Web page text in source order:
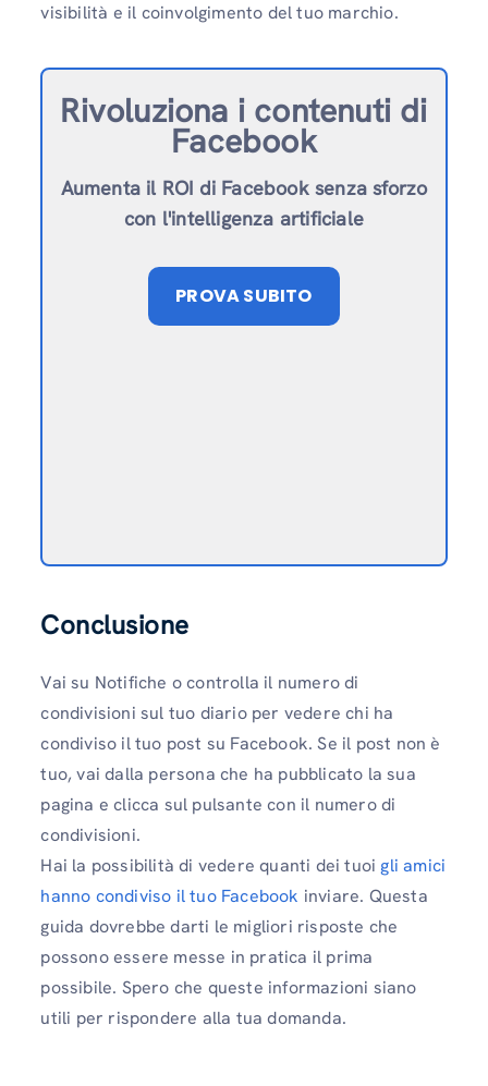
visibilità e il coinvolgimento del tuo marchio.
Rivoluziona i contenuti di
Facebook
Aumenta il ROI di Facebook senza sforzo
con l'intelligenza artificiale
PROVA SUBITO
Conclusione
Vai su Notifiche o controlla il numero di
condivisioni sul tuo diario per vedere chi ha
condiviso il tuo post su Facebook. Se il post non è
tuo, vai dalla persona che ha pubblicato la sua
pagina e clicca sul pulsante con il numero di
condivisioni.
Hai la possibilità di vedere quanti dei tuoi gli amici
hanno condiviso il tuo Facebook inviare. Questa
guida dovrebbe darti le migliori risposte che
possono essere messe in pratica il prima
possibile. Spero che queste informazioni siano
utili per rispondere alla tua domanda.